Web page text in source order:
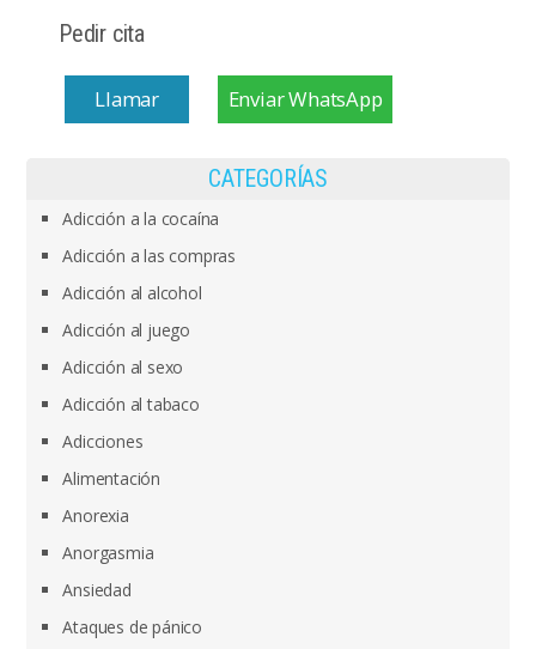
Pedir cita
Llamar Enviar WhatsApp
CATEGORÍAS
Adicción a la cocaína
Adicción a las compras
Adicción al alcohol
Adicción al juego
Adicción al sexo
Adicción al tabaco
Adicciones
Alimentación
Anorexia
Anorgasmia
Ansiedad
Ataques de pánico